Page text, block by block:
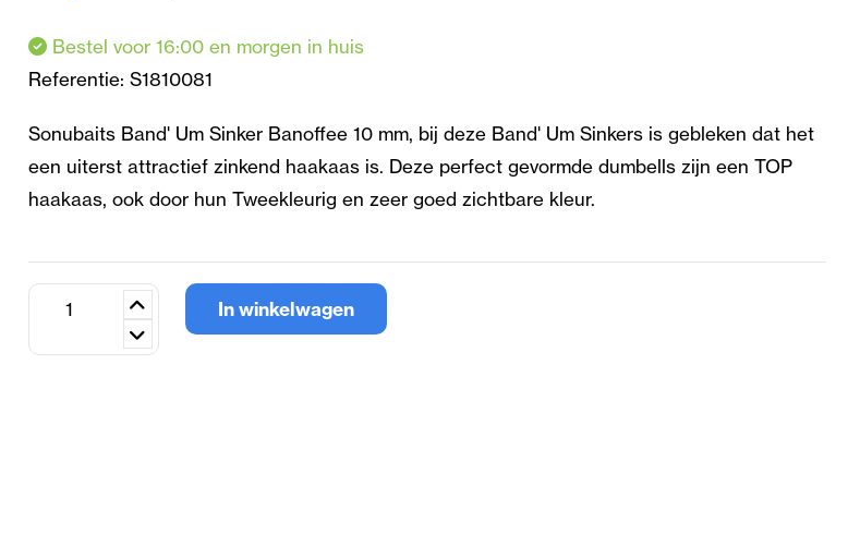
Bestel voor 16:00 en morgen in huis
Referentie: S1810081
Sonubaits Band' Um Sinker Banoffee 10 mm, bij deze Band' Um Sinkers is gebleken dat het
een uiterst attractief zinkend haakaas is. Deze perfect gevormde dumbells zijn een TOP
haakaas, ook door hun Tweekleurig en zeer goed zichtbare kleur.
In winkelwagen